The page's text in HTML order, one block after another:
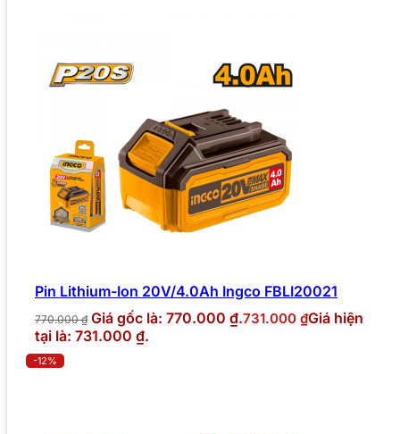
Pin Lithium-Ion 20V/4.0Ah Ingco FBLI20021
770.000₫ Giá gốc là: 770.000 ₫.731.000 ₫Giá hiện
tại là: 731.000 ₫.
-12%